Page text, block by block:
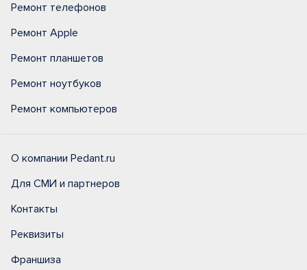
Ремонт телефонов
Ремонт Apple
Ремонт планшетов
Ремонт ноутбуков
Ремонт компьютеров
О компании Pedant.ru
Для СМИ и партнеров
Контакты
Реквизиты
Франшиза